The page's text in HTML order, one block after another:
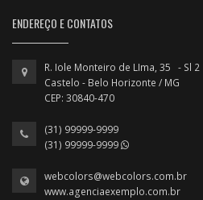
ENDEREÇO E CONTATOS
R. Iole Monteiro de LIma, 35 - Sl 2
Castelo - Belo Horizonte / MG
CEP: 30840-470
(31) 99999-9999
(31) 99999-9999
webcolors@webcolors.com.br
www.agenciaexemplo.com.br